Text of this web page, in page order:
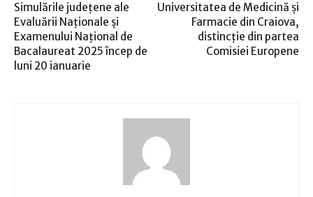
Simulările judeţene ale
Evaluării Naţionale şi
Examenului Naţional de
Bacalaureat 2025 încep de
luni 20 ianuarie
Universitatea de Medicină şi
Farmacie din Craiova,
distincţie din partea
Comisiei Europene